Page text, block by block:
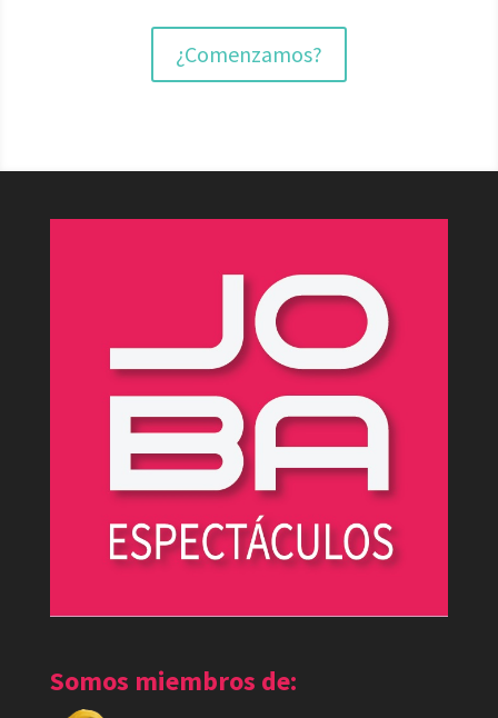
¿Comenzamos?
Somos miembros de: